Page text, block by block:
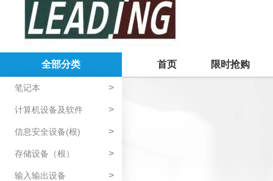
全部分类
笔记本 >
计算机设备及软件 >
信息安全设备(根) >
存储设备（根） >
输入输出设备 >
首页 限时抢购